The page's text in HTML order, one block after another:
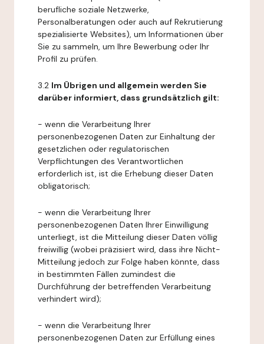
berufliche soziale Netzwerke,
Personalberatungen oder auch auf Rekrutierung
spezialisierte Websites), um Informationen über
Sie zu sammeln, um Ihre Bewerbung oder Ihr
Profil zu prüfen.
3.2 Im Übrigen und allgemein werden Sie
darüber informiert, dass grundsätzlich gilt:
- wenn die Verarbeitung Ihrer
personenbezogenen Daten zur Einhaltung der
gesetzlichen oder regulatorischen
Verpflichtungen des Verantwortlichen
erforderlich ist, ist die Erhebung dieser Daten
obligatorisch;
- wenn die Verarbeitung Ihrer
personenbezogenen Daten Ihrer Einwilligung
unterliegt, ist die Mitteilung dieser Daten völlig
freiwillig (wobei präzisiert wird, dass ihre Nicht-
Mitteilung jedoch zur Folge haben könnte, dass
in bestimmten Fällen zumindest die
Durchführung der betreffenden Verarbeitung
verhindert wird);
- wenn die Verarbeitung Ihrer
personenbezogenen Daten zur Erfüllung eines